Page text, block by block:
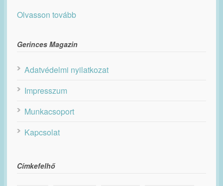
Olvasson tovább
Gerinces Magazin
Adatvédelmi nyilatkozat
Impresszum
Munkacsoport
Kapcsolat
Címkefelhő